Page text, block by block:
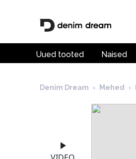
Uued tooted Naised
Denim Dream › Mehed ›